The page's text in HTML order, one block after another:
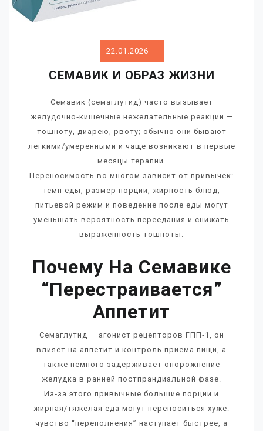
22.01.2026
СЕМАВИК И ОБРАЗ ЖИЗНИ
Семавик (семаглутид) часто вызывает
желудочно‑кишечные нежелательные реакции —
тошноту, диарею, рвоту; обычно они бывают
легкими/умеренными и чаще возникают в первые
месяцы терапии.
Переносимость во многом зависит от привычек:
темп еды, размер порций, жирность блюд,
питьевой режим и поведение после еды могут
уменьшать вероятность переедания и снижать
выраженность тошноты.
Почему На Семавике
“перестраивается”
Аппетит
Семаглутид — агонист рецепторов ГПП‑1, он
влияет на аппетит и контроль приема пищи, а
также немного задерживает опорожнение
желудка в ранней постпрандиальной фазе.
Из‑за этого привычные большие порции и
жирная/тяжелая еда могут переноситься хуже:
чувство “переполнения” наступает быстрее, а